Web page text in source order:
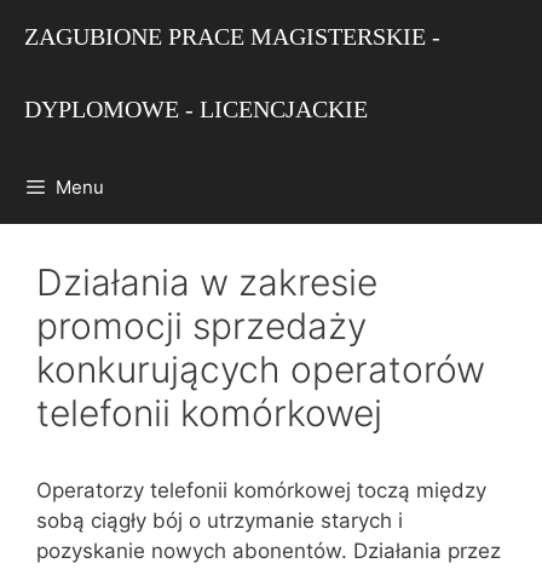
ZAGUBIONE PRACE MAGISTERSKIE -
DYPLOMOWE - LICENCJACKIE
Menu
Działania w zakresie
promocji sprzedaży
konkurujących operatorów
telefonii komórkowej
Operatorzy telefonii komórkowej toczą między
sobą ciągły bój o utrzymanie starych i
pozyskanie nowych abonentów. Działania przez